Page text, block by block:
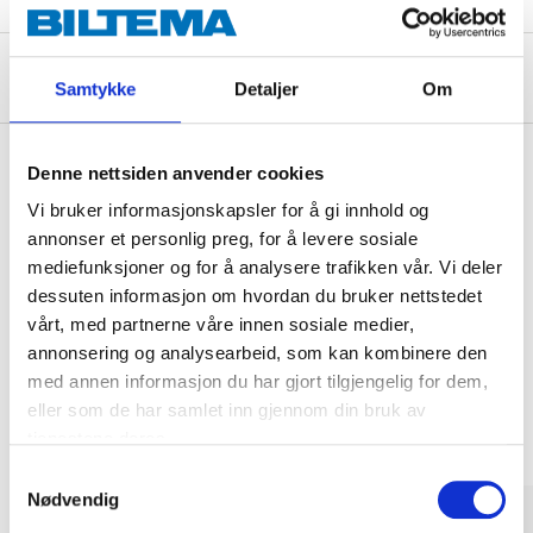
Samtykke Detaljer Om
Denne nettsiden anvender cookies
Vi bruker informasjonskapsler for å gi innhold og
annonser et personlig preg, for å levere sosiale
mediefunksjoner og for å analysere trafikken vår. Vi deler
dessuten informasjon om hvordan du bruker nettstedet
vårt, med partnerne våre innen sosiale medier,
annonsering og analysearbeid, som kan kombinere den
med annen informasjon du har gjort tilgjengelig for dem,
eller som de har samlet inn gjennom din bruk av
Nødvendig
Om produsenten
Kjøp & Hent
Kjøp & Hent i ditt varehus.
LES MER
Andre kunder har også kjøpt